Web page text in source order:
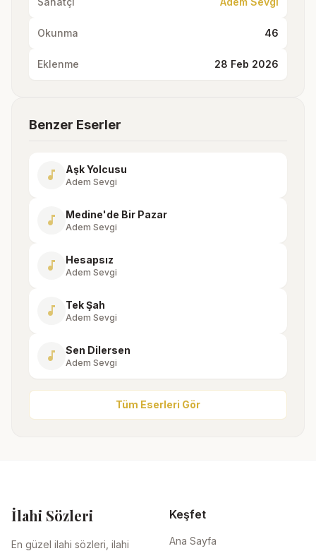
Okunma 46
Eklenme 28 Feb 2026
Benzer Eserler
music_note Aşk Yolcusu
Adem Sevgi
music_note Medine'de Bir Pazar
Adem Sevgi
music_note Hesapsız
Adem Sevgi
music_note Tek Şah
Adem Sevgi
music_note Sen Dilersen
Adem Sevgi
Tüm Eserleri Gör
İlahi Sözleri
En güzel ilahi sözleri, ilahi
Keşfet
Ana Sayfa